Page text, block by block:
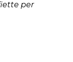
per